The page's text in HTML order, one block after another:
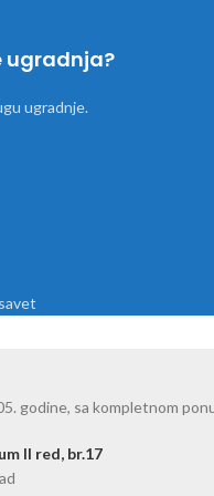
ugradnja?
ugradnje.
godine, sa kompletnom
II red, br.17